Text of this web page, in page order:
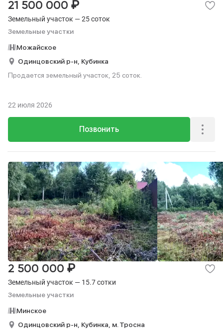
Земельный участок — 25 соток
Земельные участки
21 500 000 ₽
Можайское
Одинцовский р-н, Кубинка
Продается земельный участок, 25 соток.
Позвонить
22 июля 2026
Земельный участок — 15.7 сотки
Земельные участки
2 500 000 ₽
Минское
Одинцовский р-н, Кубинка, м. Тросна